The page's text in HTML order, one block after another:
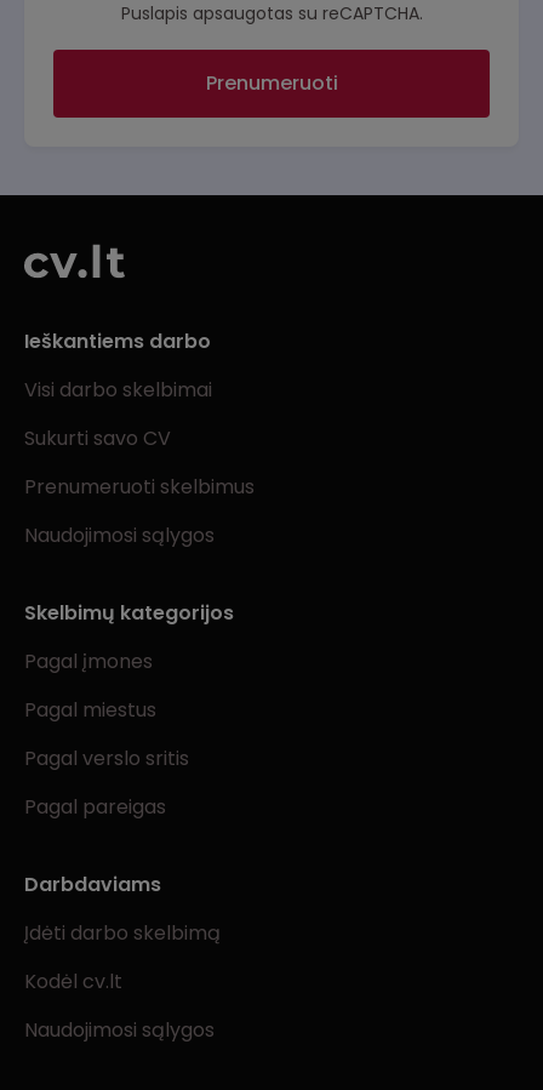
Puslapis apsaugotas su reCAPTCHA.
Prenumeruoti
Ieškantiems darbo
Visi darbo skelbimai
Sukurti savo CV
Prenumeruoti skelbimus
Naudojimosi sąlygos
Skelbimų kategorijos
Pagal įmones
Pagal miestus
Pagal verslo sritis
Pagal pareigas
Darbdaviams
Įdėti darbo skelbimą
Kodėl cv.lt
Naudojimosi sąlygos